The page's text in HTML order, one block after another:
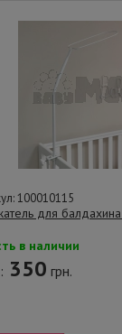
100010115
для
в наличии
350 грн.